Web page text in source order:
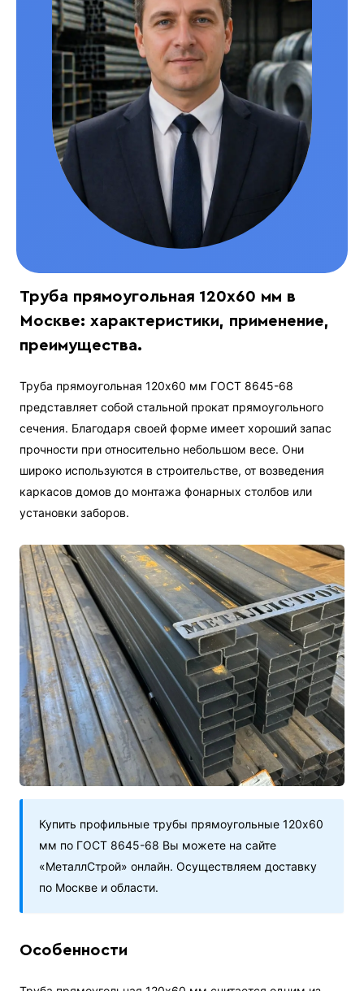
Труба прямоугольная 120х60 мм в
Москве: характеристики, применение,
преимущества.
Труба прямоугольная 120х60 мм ГОСТ 8645-68
представляет собой стальной прокат прямоугольного
сечения. Благодаря своей форме имеет хороший запас
прочности при относительно небольшом весе. Они
широко используются в строительстве, от возведения
каркасов домов до монтажа фонарных столбов или
установки заборов.
Купить профильные трубы прямоугольные 120х60
мм по ГОСТ 8645-68 Вы можете на сайте
«МеталлСтрой» онлайн. Осуществляем доставку
по Москве и области.
Особенности